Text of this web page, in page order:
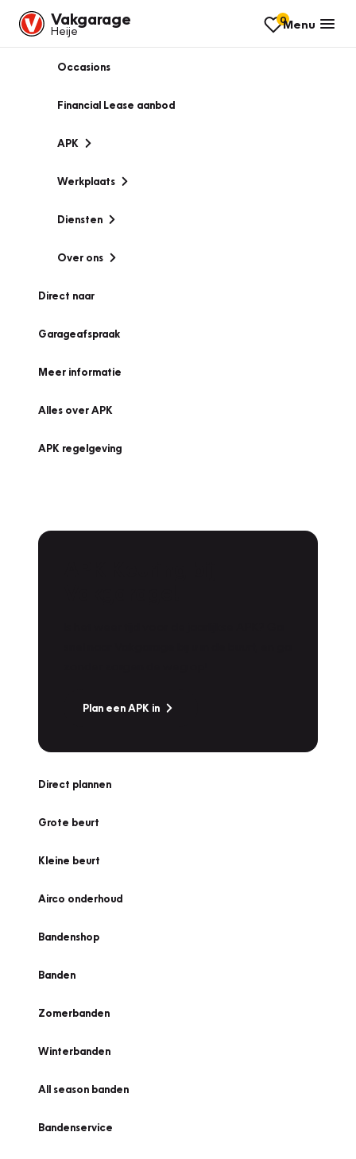
Vakgarage
Heije
0Menu
Occasions
Financial Lease aanbod
APK
Werkplaats
Diensten
Over ons
Direct naar
Garageafspraak
Meer informatie
Alles over APK
APK regelgeving
Plan een APK in
Direct plannen
Grote beurt
Kleine beurt
Airco onderhoud
Bandenshop
Banden
Zomerbanden
Winterbanden
All season banden
Bandenservice